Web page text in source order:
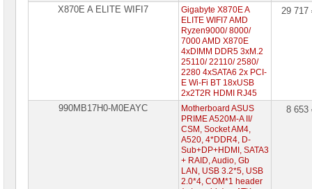
X870E A ELITE WIFI7
Gigabyte X870E A
ELITE WIFI7 AMD
Ryzen9000/ 8000/
7000 AMD X870E
4xDIMM DDR5 3xM.2
25110/ 22110/ 2580/
2280 4xSATA6 2x PCI-
E Wi-Fi BT 18xUSB
2x2T2R HDMI RJ45
29
990MB17H0-M0EAYC
Motherboard ASUS
PRIME A520M-A II/
CSM, Socket AM4,
A520, 4*DDR4, D-
Sub+DP+HDMI, SATA3
+ RAID, Audio, Gb
LAN, USB 3.2*5, USB
2.0*4, COM*1 header
8